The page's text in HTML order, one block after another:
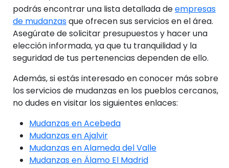
podrás encontrar una lista detallada deempresas
de mudanzasque ofrecen sus servicios en el área.
Asegúrate de solicitar presupuestos y hacer una
elección informada, ya que tu tranquilidad y la
seguridad de tus pertenencias dependen de ello.
Además, si estás interesado en conocer más sobre
los servicios de mudanzas en los pueblos cercanos,
no dudes en visitar los siguientes enlaces:
Mudanzas en Acebeda
Mudanzas en Ajalvir
Mudanzas en Alameda del Valle
Mudanzas en Álamo El Madrid